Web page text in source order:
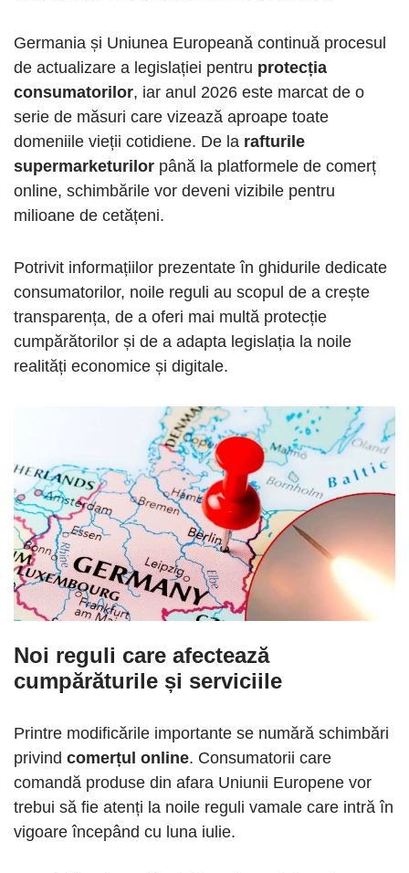
Germania și Uniunea Europeană continuă procesul
de actualizare a legislației pentru protecția
consumatorilor, iar anul 2026 este marcat de o
serie de măsuri care vizează aproape toate
domeniile vieții cotidiene. De la rafturile
supermarketurilor până la platformele de comerț
online, schimbările vor deveni vizibile pentru
milioane de cetățeni.
Potrivit informațiilor prezentate în ghidurile dedicate
consumatorilor, noile reguli au scopul de a crește
transparența, de a oferi mai multă protecție
cumpărătorilor și de a adapta legislația la noile
realități economice și digitale.
Noi reguli care afectează
cumpărăturile și serviciile
Printre modificările importante se numără schimbări
privind comerțul online. Consumatorii care
comandă produse din afara Uniunii Europene vor
trebui să fie atenți la noile reguli vamale care intră în
vigoare începând cu luna iulie.